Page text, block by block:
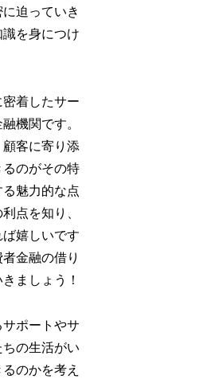
迫っていき
を身につけ
着したサー
機関です。
客に寄り添
のがその特
魅力的な点
点を知り、
嬉しいです
金融の借り
ましょう！
ポートやサ
の生活がい
のかを考え